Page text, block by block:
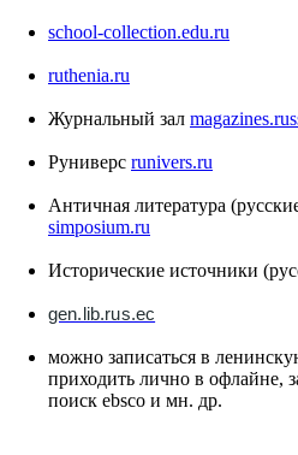
school-collection.edu.ru
ruthenia.ru
Журнальный зал
Руниверс runivers.ru
Античная литература
simposium.ru
Исторические источники
gen.lib.rus.ec
можно записаться в
приходить лично в офлайне,
поиск ebsco и мн. др.